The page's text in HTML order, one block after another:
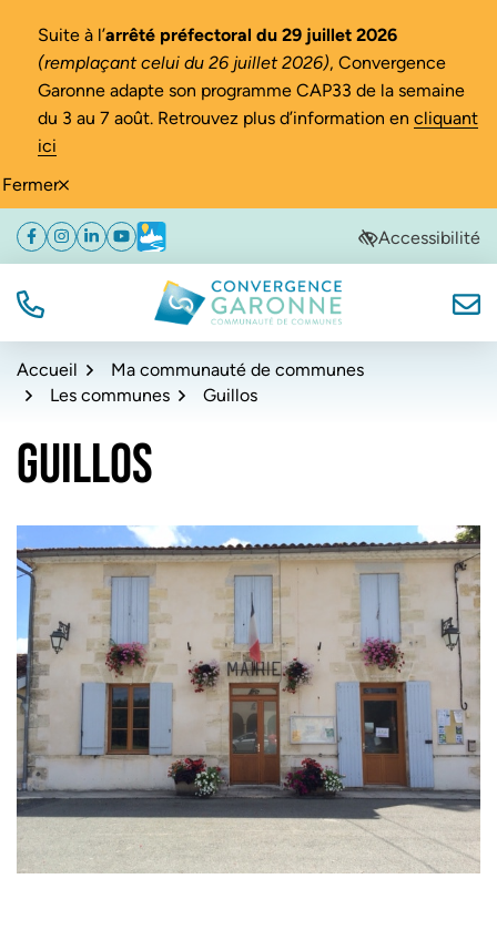
Fermer
Suite à l’arrêté préfectoral du 29 juillet 2026
(remplaçant celui du 26 juillet 2026), Convergence
Garonne adapte son programme CAP33 de la semaine
du 3 au 7 août. Retrouvez plus d’information en cliquant
ici
Aller
navigation
Aller
au
Aller
au
de
Facebook
(ouverture dans un nouvel onglet)
Instagram
(ouverture dans un nouvel onglet)
Linkedin
(ouverture dans un nouvel onglet)
YouTube
(ouverture dans un nouvel onglet)
Météo
(ouverture dans un nouvel onglet)Accessibilité
TÉL. Convergence Garonne
Accueil
Ma communauté de communes
Les communes
Guillos
GUILLOS